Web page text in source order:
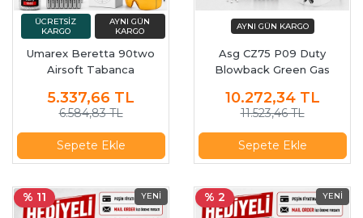
Umarex Beretta 90two
Airsoft Tabanca
5.337,66 TL
6.584,83 TL
Sepete Ekle
Asg CZ75 P09 Duty
Blowback Green Gas
10.272,34 TL
11.523,46 TL
Sepete Ekle
% 11 % 2